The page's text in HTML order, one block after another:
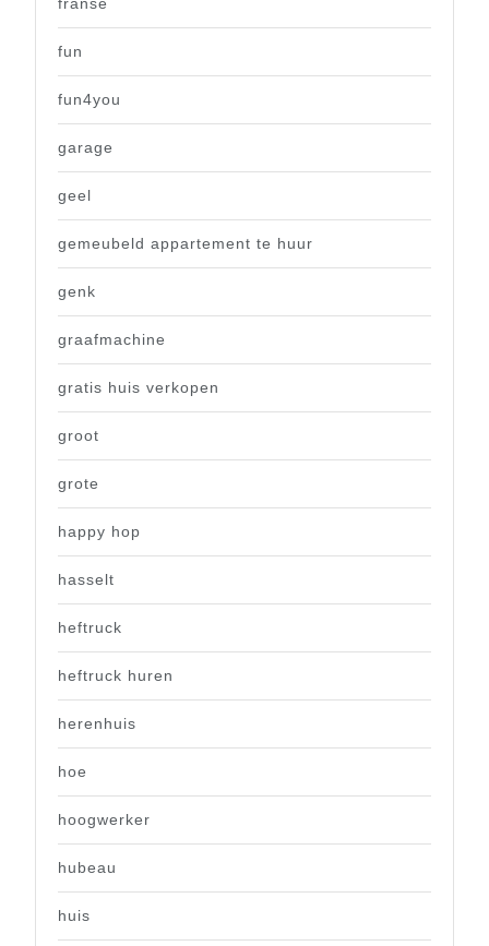
franse
fun
fun4you
garage
geel
gemeubeld appartement te huur
genk
graafmachine
gratis huis verkopen
groot
grote
happy hop
hasselt
heftruck
heftruck huren
herenhuis
hoe
hoogwerker
hubeau
huis